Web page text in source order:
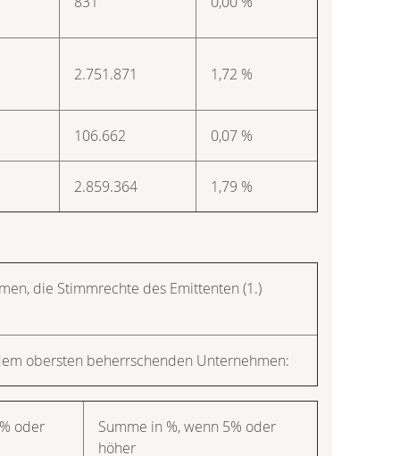
2.751.871 1,72 %
106.662 0,07 %
2.859.364 1,79 %
die Stimmrechte des Emittenten (1.)
obersten beherrschenden Unternehmen:
oder
Summe in %, wenn 5% oder
höher